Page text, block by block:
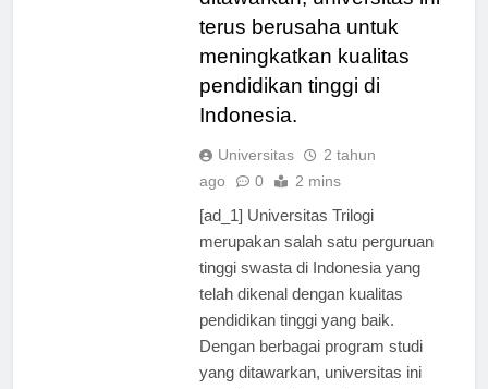
ditawarkan, universitas ini
terus berusaha untuk
meningkatkan kualitas
pendidikan tinggi di
Universitas
2 tahun
[ad_1] Universitas Trilogi
merupakan salah satu perguruan
tinggi swasta di Indonesia yang
telah dikenal dengan kualitas
pendidikan tinggi yang baik.
Dengan berbagai program studi